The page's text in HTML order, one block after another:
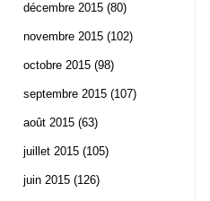
décembre 2015 (80)
novembre 2015 (102)
octobre 2015 (98)
septembre 2015 (107)
août 2015 (63)
juillet 2015 (105)
juin 2015 (126)